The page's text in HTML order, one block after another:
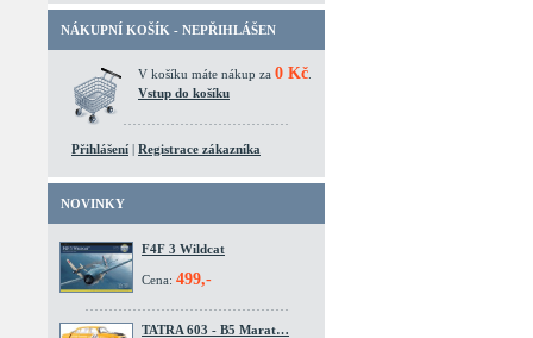
NÁKUPNÍ KOŠÍK - NEPŘIHLÁŠEN
V košíku máte nákup za 0 Kč
Vstup do košíku
Přihlášení | Registrace zákazníka
NOVINKY
F4F 3 Wildcat
Cena: 499,-
TATRA 603 - B5 Marat…